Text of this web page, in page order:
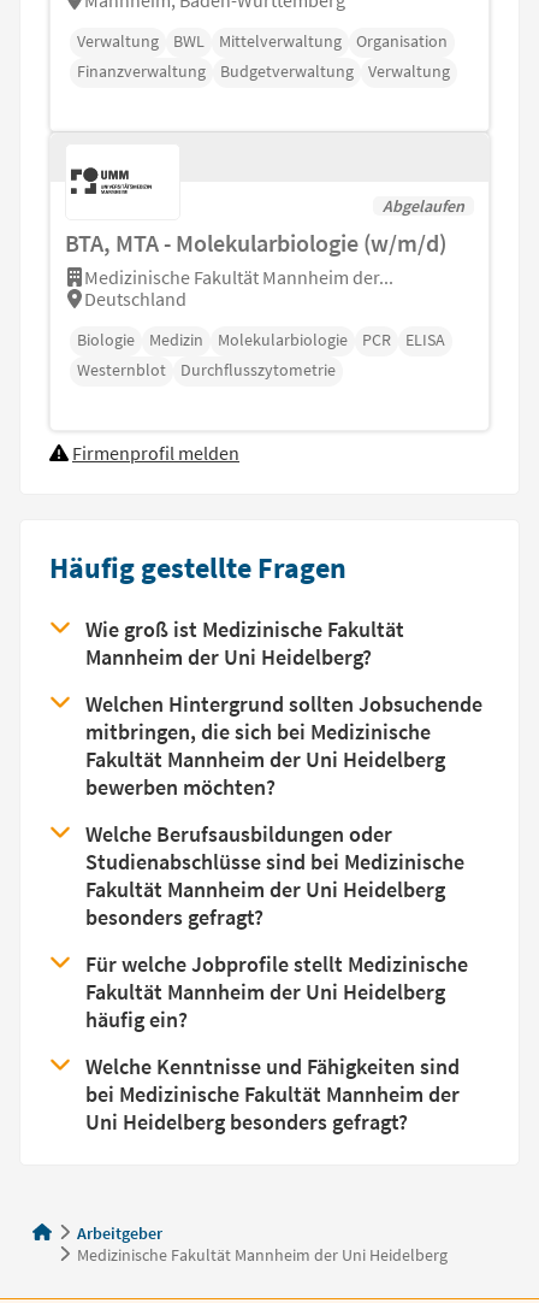
Verwaltung BWL Mittelverwaltung
Organisation
Finanzverwaltung
Budgetverwaltung Verwaltung
Abgelaufen
BTA, MTA - Molekularbiologie (w/m/d)
Medizinische Fakultät Mannheim der...
Deutschland
Biologie Medizin Molekularbiologie PCR
ELISA
Westernblot
Durchflusszytometrie
Firmenprofil melden
Häufig gestellte Fragen
Wie groß ist Medizinische Fakultät
Mannheim der Uni Heidelberg?
Welchen Hintergrund sollten Jobsuchende
mitbringen, die sich bei Medizinische
Fakultät Mannheim der Uni Heidelberg
bewerben möchten?
Welche Berufsausbildungen oder
Studienabschlüsse sind bei Medizinische
Fakultät Mannheim der Uni Heidelberg
besonders gefragt?
Für welche Jobprofile stellt Medizinische
Fakultät Mannheim der Uni Heidelberg
häufig ein?
Welche Kenntnisse und Fähigkeiten sind
bei Medizinische Fakultät Mannheim der
Uni Heidelberg besonders gefragt?
Arbeitgeber
Medizinische Fakultät Mannheim der Uni Heidelberg